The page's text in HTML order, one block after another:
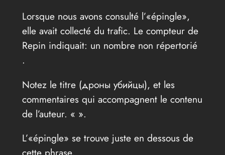
Lorsque nous avons consulté l’«épingle»,
elle avait collecté du trafic. Le compteur de
Repin indiquait: un nombre non répertorié
.
Notez le titre (дроны убийцы), et les
commentaires qui accompagnent le contenu
de l’auteur. « ».
L’«épingle» se trouve juste en dessous de